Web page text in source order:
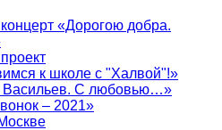
«Дорогою добра.
к школе с "Халвой"!»
Васильев. С любовью…»
– 2021»